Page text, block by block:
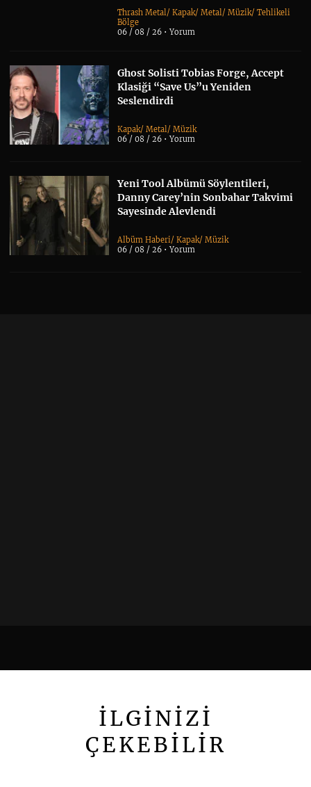
Thrash Metal /Kapak/Metal /Müzik/Tehlikeli
Bölge
06 / 08 / 26 •Yorum
Ghost Solisti Tobias Forge, Accept
Klasiği “Save Us”u Yeniden
Seslendirdi
Kapak/Metal /Müzik
06 / 08 / 26 •Yorum
Yeni Tool Albümü Söylentileri,
Danny Carey’nin Sonbahar Takvimi
Sayesinde Alevlendi
Albüm Haberi/Kapak/Müzik
06 / 08 / 26 •Yorum
İLGİNİZİ
ÇEKEBİLİR